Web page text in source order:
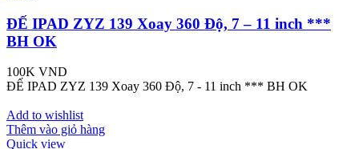
ĐẾ IPAD ZYZ 139 Xoay 360 Độ, 7 – 11 inch ***
BH OK
100K VND
ĐẾ IPAD ZYZ 139 Xoay 360 Độ, 7 - 11 inch *** BH OK
Add to wishlist
Thêm vào giỏ hàng
Quick view